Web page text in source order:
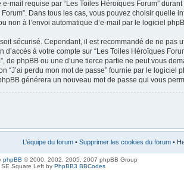
mail requise par “Les Toiles Héroïques Forum”
Dans tous les cas, vous pouvez choisir quelle
non à l’envoi automatique d’e-mail par le logiciel
sécurisé. Cependant, il est recommandé de ne pas
à votre compte sur “Les Toiles Héroïques
de phpBB ou une d’une tierce partie ne peut vous
“J’ai perdu mon mot de passe” fournie par le logiciel
générera un nouveau mot de passe qui vous
L’équipe du forum • Supprimer les cookies du forum •
phpBB © 2000, 2002, 2005, 2007 phpBB Group
SE Square Left by PhpBB3 BBCodes